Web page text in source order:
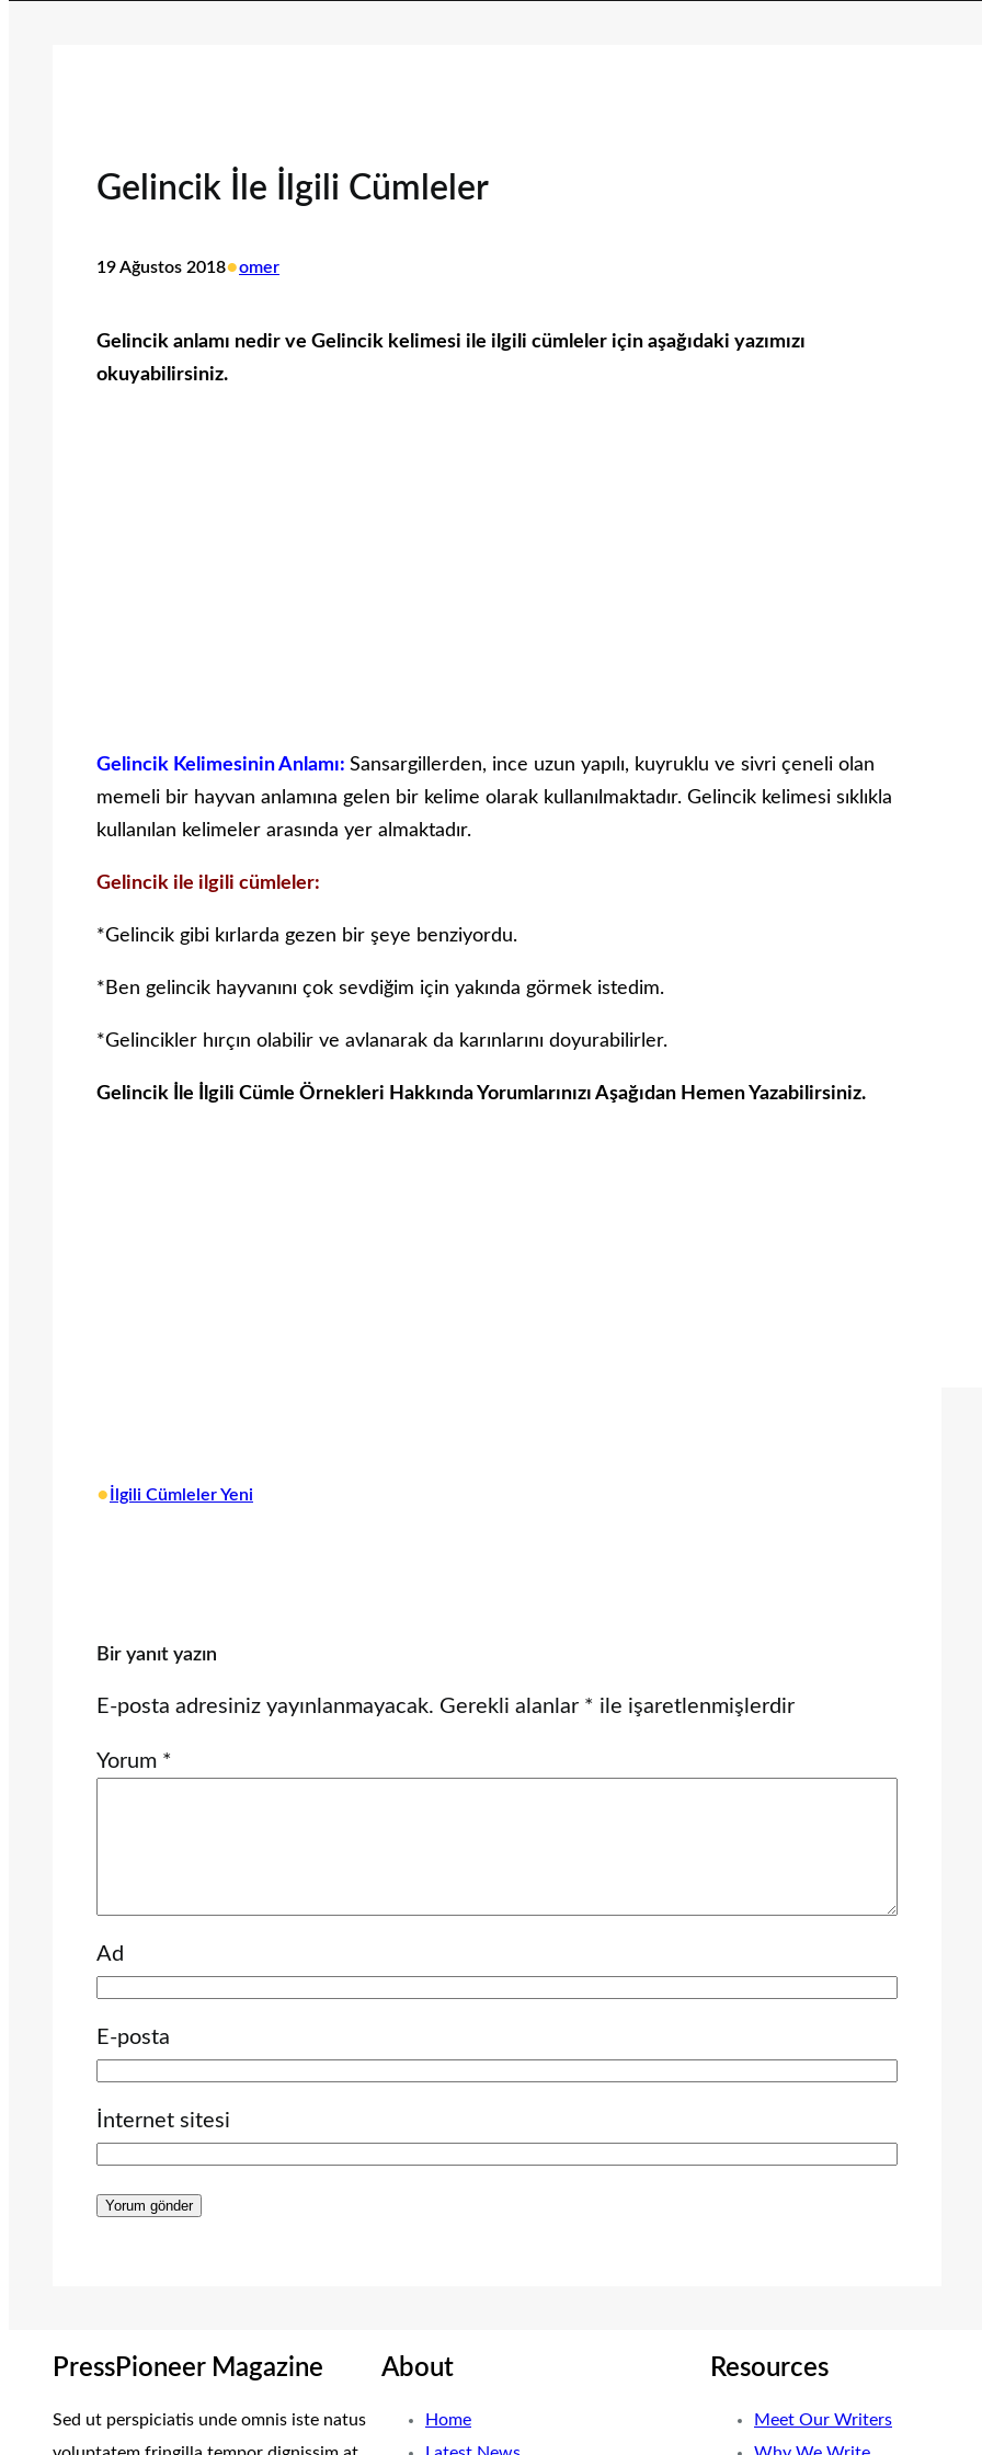
Gelincik İle İlgili Cümleler
19 Ağustos 2018•omer
Gelincik anlamı nedir ve Gelincik kelimesi ile ilgili cümleler için aşağıdaki yazımızı
okuyabilirsiniz.
Gelincik Kelimesinin Anlamı: Sansargillerden, ince uzun yapılı, kuyruklu ve sivri çeneli olan
memeli bir hayvan anlamına gelen bir kelime olarak kullanılmaktadır. Gelincik kelimesi sıklıkla
kullanılan kelimeler arasında yer almaktadır.
Gelincik ile ilgili cümleler:
*Gelincik gibi kırlarda gezen bir şeye benziyordu.
*Ben gelincik hayvanını çok sevdiğim için yakında görmek istedim.
*Gelincikler hırçın olabilir ve avlanarak da karınlarını doyurabilirler.
Gelincik İle İlgili Cümle Örnekleri Hakkında Yorumlarınızı Aşağıdan Hemen Yazabilirsiniz.
• İlgili Cümleler Yeni
Bir yanıt yazın
E-posta adresiniz yayınlanmayacak. Gerekli alanlar * ile işaretlenmişlerdir
Yorum *
Ad
E-posta
İnternet sitesi
PressPioneer Magazine
Sed ut perspiciatis unde omnis iste natus
About
Home
Resources
Meet Our Writers